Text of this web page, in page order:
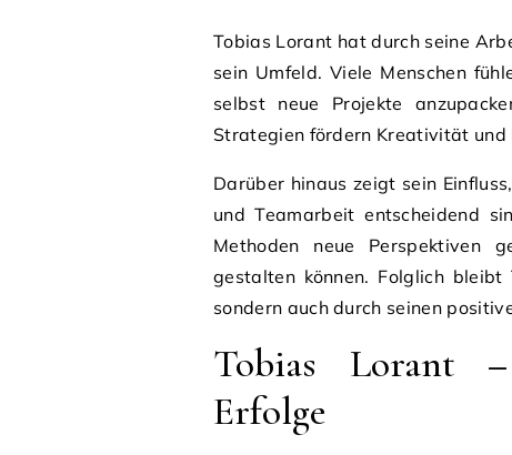
Tobias Lorant hat durch seine
sein Umfeld. Viele Menschen
selbst neue Projekte
Strategien fördern Kreativität und
Darüber hinaus zeigt sein
und Teamarbeit entscheidend
Methoden neue Perspektiven
gestalten können. Folglich
sondern auch durch seinen
Tobias Lorant
Erfolge